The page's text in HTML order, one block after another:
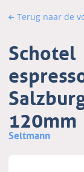
Terug naar de
Schotel
120mm
Seltmann